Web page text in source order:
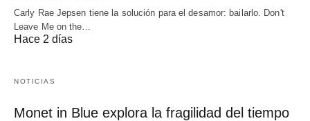
Carly Rae Jepsen tiene la solución para el desamor: bailarlo. Don't
Leave Me on the…
Hace 2 días
NOTICIAS
Monet in Blue explora la fragilidad del tiempo